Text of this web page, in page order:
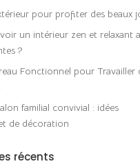
pour profiter des beaux
un intérieur zen et relaxant
?
Fonctionnel pour Travailler
familial convivial : idées
de décoration
récents